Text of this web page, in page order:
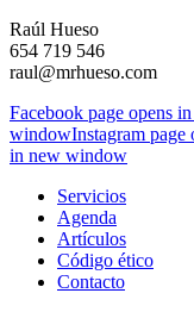
Raúl Hueso
654 719 546
raul@mrhueso.com
Facebook page opens
windowInstagram
in new window
Servicios
Agenda
Artículos
Código ético
Contacto